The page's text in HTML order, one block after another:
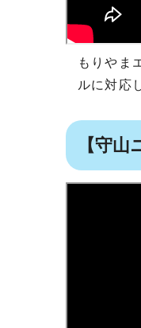
もりやま
ルに対応
【守